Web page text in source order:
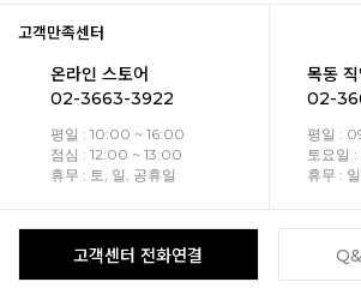
고객만족센터
온라인 스토어
02-3663-3922
평일 : 10:00 ~ 16:00
점심 : 12:00 ~ 13:00
휴무 : 토, 일, 공휴일
목동
02-
평일 :
토요일
휴무 :
고객센터 전화연결